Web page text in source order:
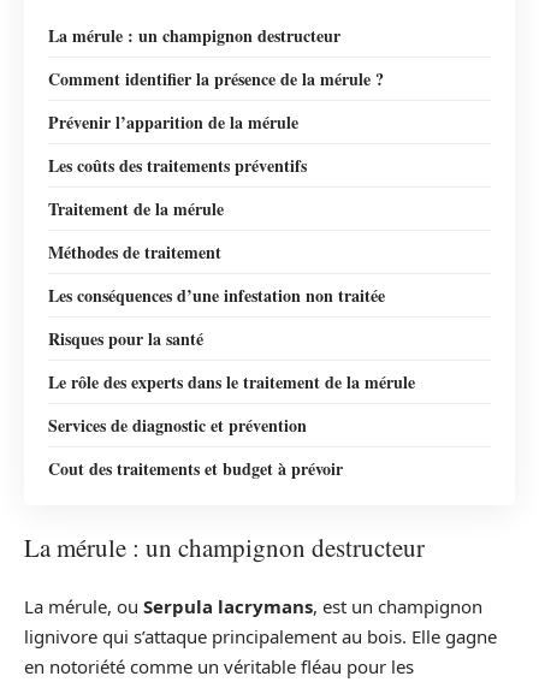
La mérule : un champignon destructeur
Comment identifier la présence de la mérule ?
Prévenir l’apparition de la mérule
Les coûts des traitements préventifs
Traitement de la mérule
Méthodes de traitement
Les conséquences d’une infestation non traitée
Risques pour la santé
Le rôle des experts dans le traitement de la mérule
Services de diagnostic et prévention
Cout des traitements et budget à prévoir
La mérule : un champignon destructeur
La mérule, ou Serpula lacrymans, est un champignon
lignivore qui s’attaque principalement au bois. Elle gagne
en notoriété comme un véritable fléau pour les